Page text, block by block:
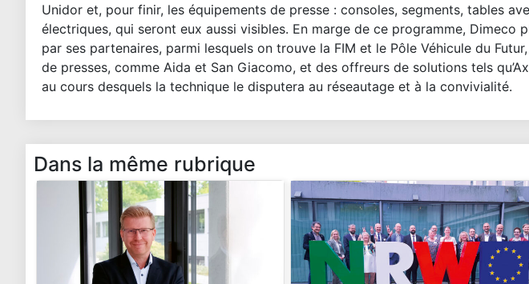
Unidor et, pour finir, les équipements de presse : consoles, segments, tables
électriques, qui seront eux aussi visibles. En marge de ce programme, Dimeco
par ses partenaires, parmi lesquels on trouve la FIM et le Pôle Véhicule du
de presses, comme Aida et San Giacomo, et des offreurs de solutions tels
au cours desquels la technique le disputera au réseautage et à la convivialité.
Dans la même rubrique